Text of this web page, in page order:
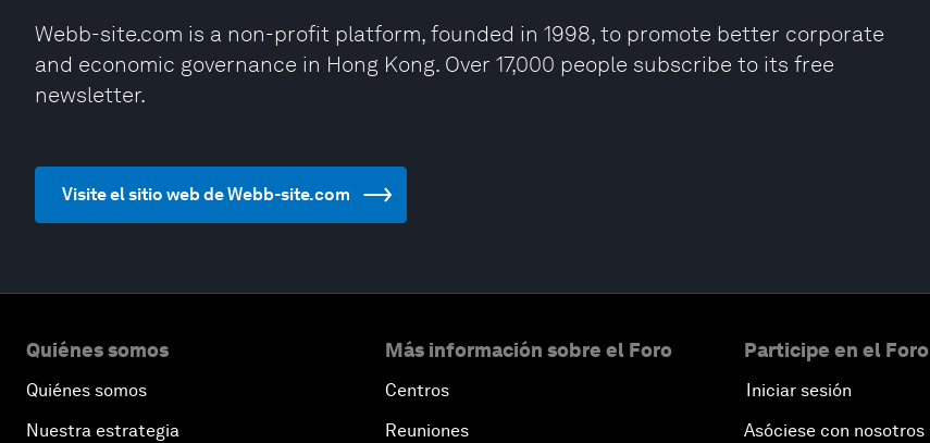
Webb-site.com is a non-profit platform, founded in 1998, to promote better corporate
and economic governance in Hong Kong. Over 17,000 people subscribe to its free
newsletter.
Visite el sitio web de Webb-site.com
Quiénes somos
Quiénes somos
Nuestra estrategia
Más información sobre el Foro
Centros
Reuniones
Participe en el Foro
Iniciar sesión
Asóciese con nosotros